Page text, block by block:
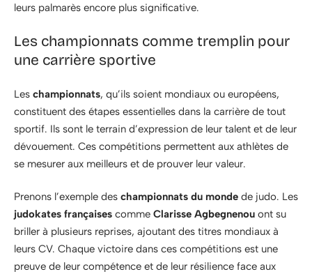
leurs palmarès encore plus significative.
Les championnats comme tremplin pour
une carrière sportive
Les championnats, qu’ils soient mondiaux ou européens,
constituent des étapes essentielles dans la carrière de tout
sportif. Ils sont le terrain d’expression de leur talent et de leur
dévouement. Ces compétitions permettent aux athlètes de
se mesurer aux meilleurs et de prouver leur valeur.
Prenons l’exemple des championnats du monde de judo. Les
judokates françaises comme Clarisse Agbegnenou ont su
briller à plusieurs reprises, ajoutant des titres mondiaux à
leurs CV. Chaque victoire dans ces compétitions est une
preuve de leur compétence et de leur résilience face aux